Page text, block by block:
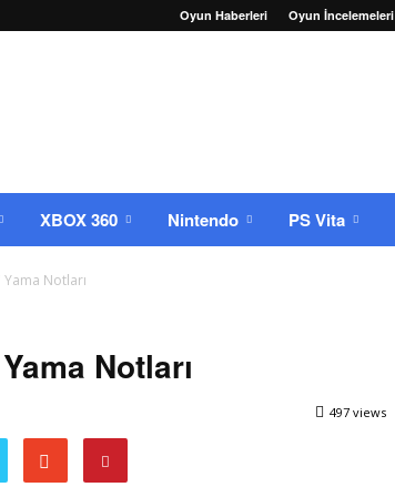
Oyun Haberleri Oyun İncelemeleri
XBOX 360 Nintendo PS Vita
Notları
Notları
497 views